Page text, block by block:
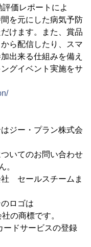
価レポートによ
を元にした病気予防
けます。また、賞品
ら配信したり、スマ
出来る仕組みを備え
グイベント実施をサ
ジー・プラン株式会
いてのお問い合わせ
。
社 セールスチームま
ロゴは
の商標です。
ードサービスの登録